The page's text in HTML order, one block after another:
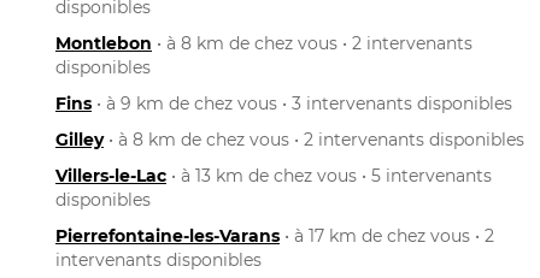
disponibles
Montlebon • à 8 km de chez vous • 2 intervenants
disponibles
Fins • à 9 km de chez vous • 3 intervenants disponibles
Gilley• à 8 km de chez vous • 2 intervenants disponibles
Villers-le-Lac • à 13 km de chez vous • 5 intervenants
disponibles
Pierrefontaine-les-Varans • à 17 km de chez vous • 2
intervenants disponibles